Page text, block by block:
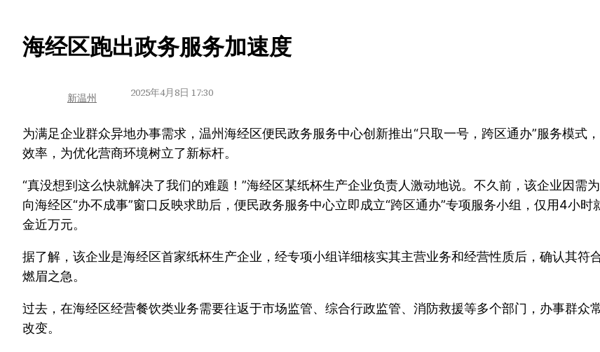
海经区跑出政务服务加速度
新温州 2025年4月8日 17:30
为满足企业群众异地办事需求，温州海经区便民政务服务中心创新推出“只取一号，跨区通办”服务模式
效率，为优化营商环境树立了新标杆。
“真没想到这么快就解决了我们的难题！”海经区某纸杯生产企业负责人激动地说。不久前，该企业因需
向海经区“办不成事”窗口反映求助后，便民政务服务中心立即成立“跨区通办”专项服务小组，仅用4小
金近万元。
据了解，该企业是海经区首家纸杯生产企业，经专项小组详细核实其主营业务和经营性质后，确认其
燃眉之急。
过去，在海经区经营餐饮类业务需要往返于市场监管、综合行政监管、消防救援等多个部门，办事群众
改变。